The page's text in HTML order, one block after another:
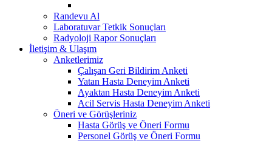
Randevu Al
Laboratuvar Tetkik Sonuçları
Radyoloji Rapor Sonuçları
İletişim & Ulaşım
Anketlerimiz
Çalışan Geri Bildirim Anketi
Yatan Hasta Deneyim Anketi
Ayaktan Hasta Deneyim Anketi
Acil Servis Hasta Deneyim Anketi
Öneri ve Görüşleriniz
Hasta Görüş ve Öneri Formu
Personel Görüş ve Öneri Formu